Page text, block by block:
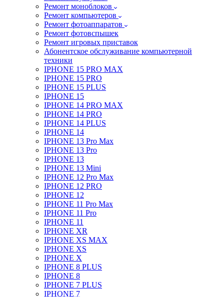
Ремонт моноблоков
Ремонт компьютеров
Ремонт фотоаппаратов
Ремонт фотовспышек
Ремонт игровых приставок
Абонентское обслуживание компьютерной
техники
IPHONE 15 PRO MAX
IPHONE 15 PRO
IPHONE 15 PLUS
IPHONE 15
IPHONE 14 PRO MAX
IPHONE 14 PRO
IPHONE 14 PLUS
IPHONE 14
IPHONE 13 Pro Max
IPHONE 13 Pro
IPHONE 13
IPHONE 13 Mini
IPHONE 12 Pro Max
IPHONE 12 PRO
IPHONE 12
IPHONE 11 Pro Max
IPHONE 11 Pro
IPHONE 11
IPHONE XR
IPHONE XS MAX
IPHONE XS
IPHONE X
IPHONE 8 PLUS
IPHONE 8
IPHONE 7 PLUS
IPHONE 7